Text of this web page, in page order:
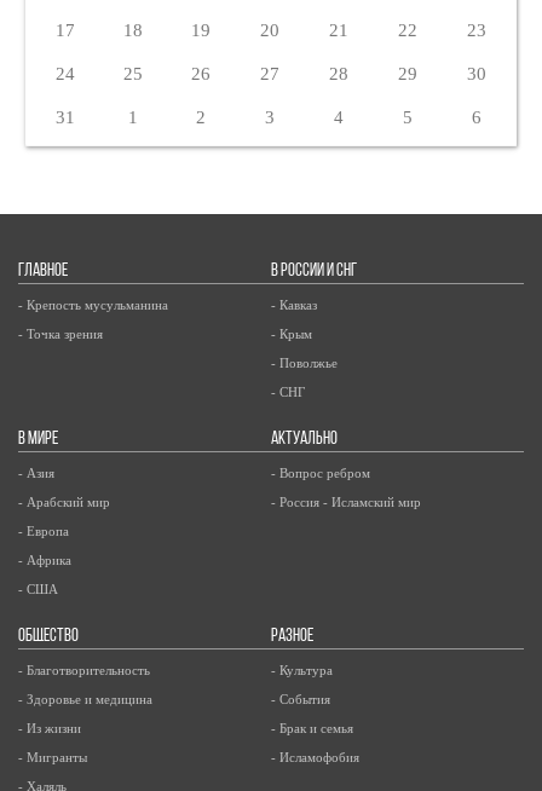
17 18 19 20 21 22 23
24 25 26 27 28 29 30
31 1 2 3 4 5 6
ГЛАВНОЕ
- Крепость мусульманина
- Точка зрения
В РОССИИ И СНГ
- Кавказ
- Крым
- Поволжье
- СНГ
В МИРЕ
- Азия
- Арабский мир
- Европа
- Африка
- США
АКТУАЛЬНО
- Вопрос ребром
- Россия - Исламский мир
ОБЩЕСТВО
- Благотворительность
- Здоровье и медицина
- Из жизни
- Мигранты
- Халяль
РАЗНОЕ
- Культура
- События
- Брак и семья
- Исламофобия